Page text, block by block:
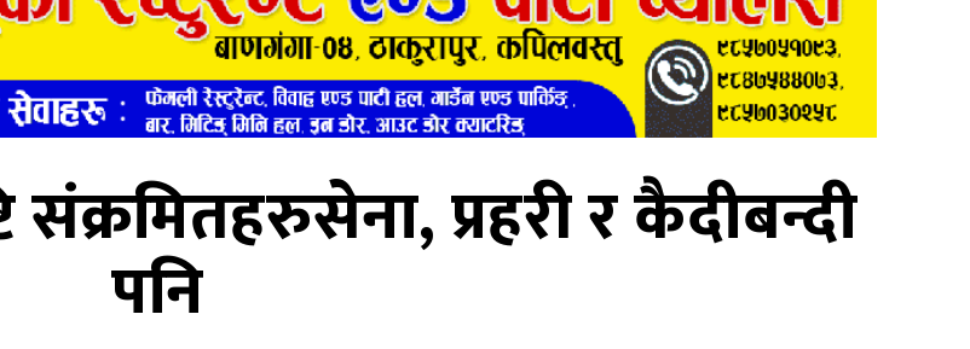
संक्रमितहरुसेना, प्रहरी र कैदीबन्दी
पनि